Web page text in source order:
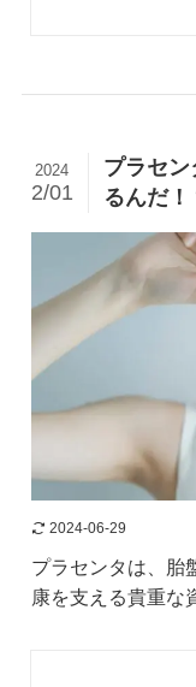
プラセ
るんだ！
2024
2/01
2024-06-29
プラセンタは、胎
康を支える貴重な